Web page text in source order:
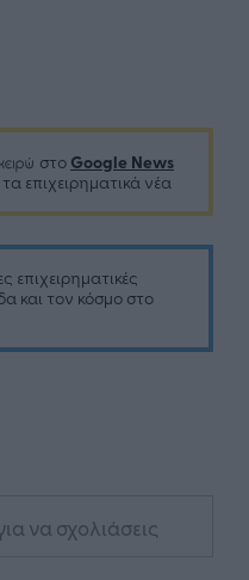
στο Google News
επιχειρηματικά νέα
επιχειρηματικές
και τον κόσμο στο
να σχολιάσεις